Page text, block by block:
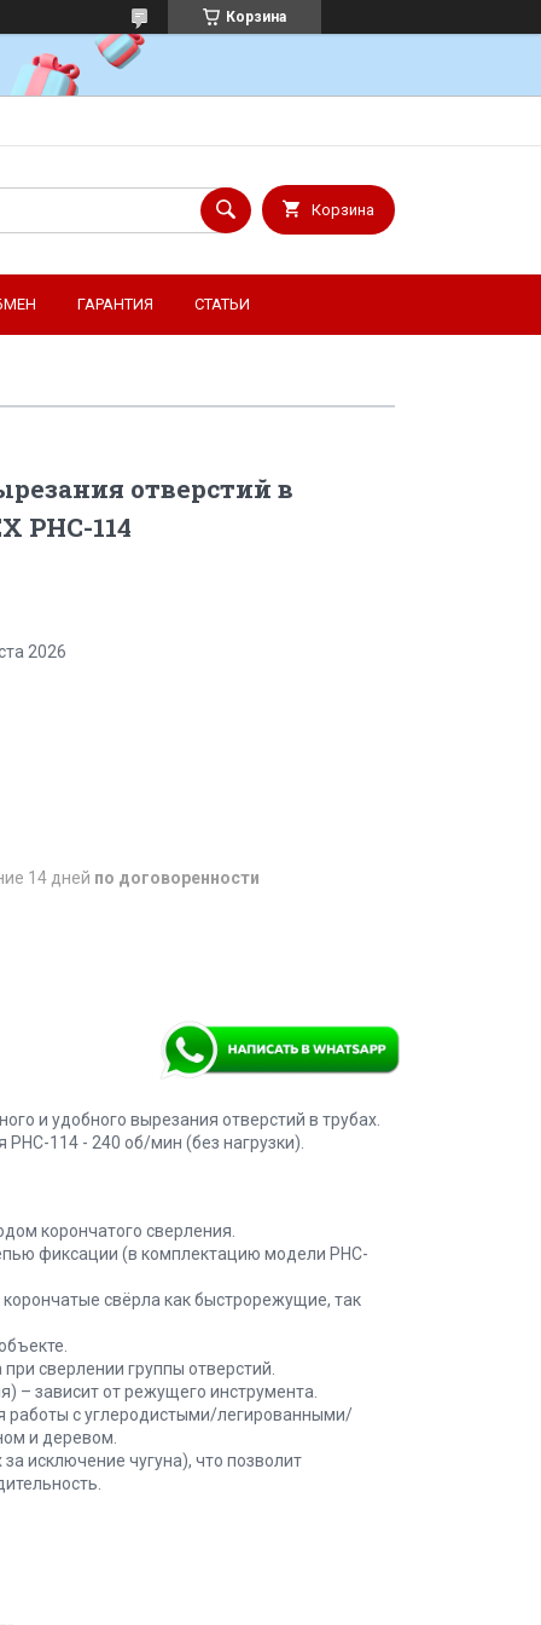
Корзина
Корзина
ГАРАНТИЯ СТАТЬИ
отверстий в
PHC-114
2026
14 дней по договоренности
и удобного вырезания отверстий в трубах.
114 - 240 об/мин (без нагрузки).
корончатого сверления.
фиксации (в комплектацию модели PHC-
свёрла как быстрорежущие, так
сверлении группы отверстий.
– зависит от режущего инструмента.
работы с углеродистыми/легированными/
и деревом.
исключение чугуна), что позволит